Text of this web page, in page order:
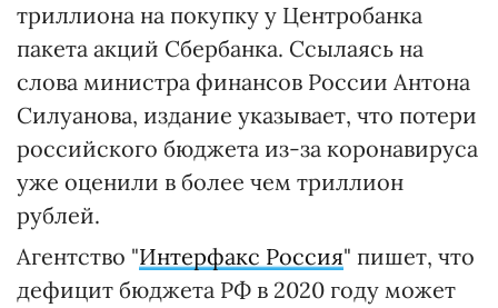
триллиона на покупку у Центробанка
пакета акций Сбербанка. Ссылаясь на
слова министра финансов России Антона
Силуанова, издание указывает, что потери
российского бюджета из-за коронавируса
уже оценили в более чем триллион
рублей.
Агентство "Интерфакс Россия" пишет, что
дефицит бюджета РФ в 2020 году может